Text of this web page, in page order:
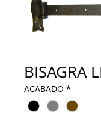
BISAGRA
ACABADO *